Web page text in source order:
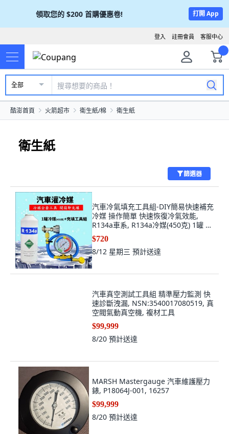
領取您的 $200 首購優惠卷! 打開 App
客服中心
註冊會員
登入
全部
酷澎首頁 火箭超市 衛生紙/棉 衛生紙
衛生紙
篩選器
汽車冷氣填充工具組-DIY簡易快速補充
冷媒 操作簡單 快速恢復冷氣效能,
R134a車系, R134a冷媒(450克) 1罐 +
充填工具, 通用
$720
8/12 星期三 預計送達
汽車真空測試工具組 精準壓力監測 快
速診斷洩漏, NSN:3540017080519, 真
空閥氣動真空機, 複材工具
$99,999
8/20 預計送達
MARSH Mastergauge 汽車維護壓力
錶, P18064J-001, 16257
$99,999
8/20 預計送達